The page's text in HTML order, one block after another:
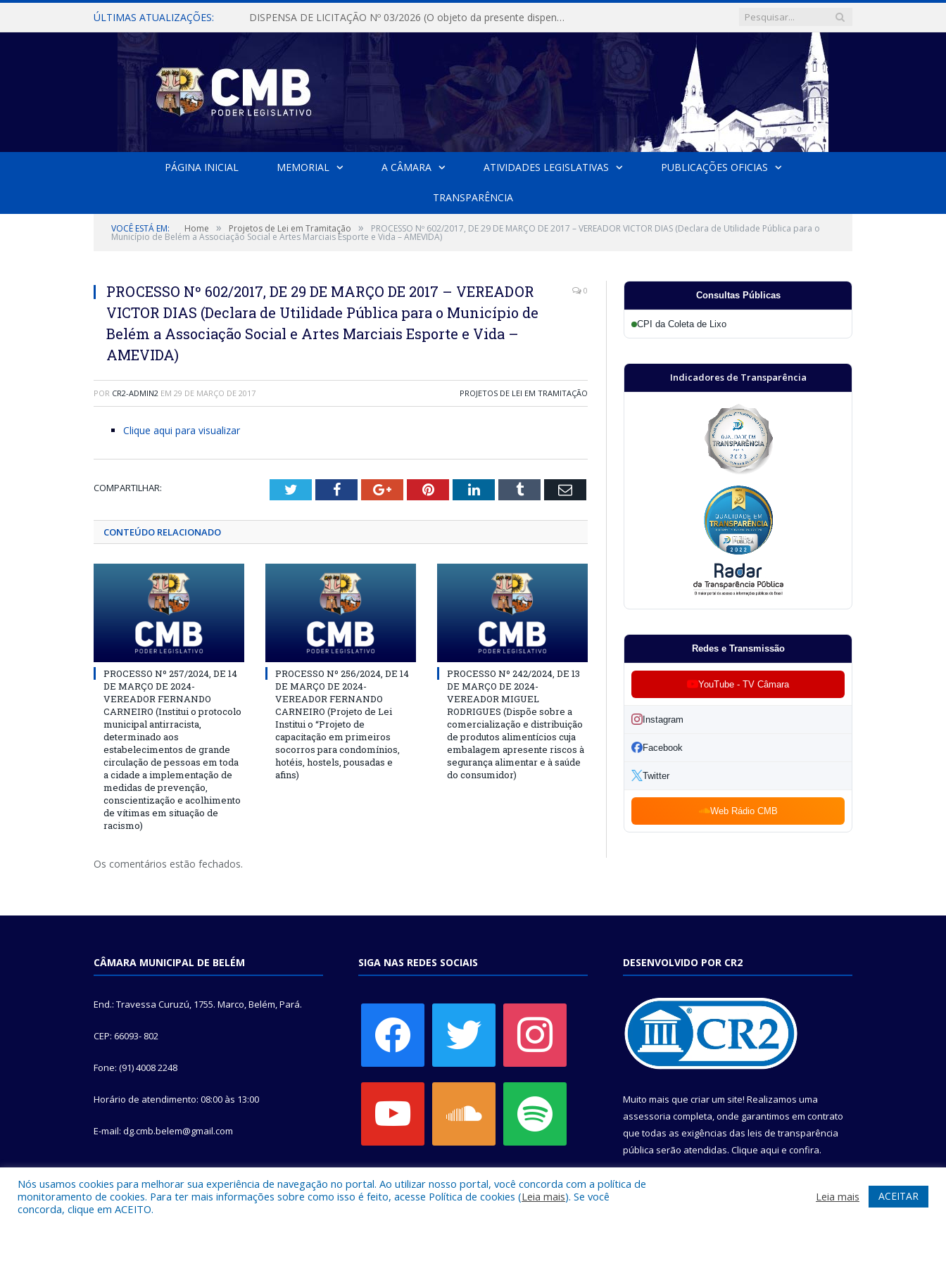
ÚLTIMAS ATUALIZAÇÕES: DISPENSA DE LICITAÇÃO Nº 03/2026 (O objeto da presente dispensa é a escolha da proposta mais vantajosa para a aquisição, de aparelhos de ar condicionado, tipo Split, com material de instalação e fogão industrial, conforme condições, quantidades e exigências estabelecidas no termo de referencia e neste aviso de contratação direta e seus anexos)
PÁGINA INICIAL MEMORIAL A CÂMARA ATIVIDADES LEGISLATIVAS PUBLICAÇÕES OFICIAS
TRANSPARÊNCIA
VOCÊ ESTÁ EM: Home » Projetos de Lei em Tramitação » PROCESSO Nº 602/2017, DE 29 DE MARÇO DE 2017 – VEREADOR VICTOR DIAS (Declara de Utilidade Pública para o
Município de Belém a Associação Social e Artes Marciais Esporte e Vida – AMEVIDA)
PROCESSO Nº 602/2017, DE 29 DE MARÇO DE 2017 – VEREADOR
VICTOR DIAS (Declara de Utilidade Pública para o Município de
Belém a Associação Social e Artes Marciais Esporte e Vida –
AMEVIDA)
0
POR CR2-ADMIN2 EM 29 DE MARÇO DE 2017 PROJETOS DE LEI EM TRAMITAÇÃO
Clique aqui para visualizar
COMPARTILHAR: TwitterFacebookGoogle+PinterestLinkedInTumblr Email
CONTEÚDO RELACIONADO
PROCESSO Nº 257/2024, DE 14
DE MARÇO DE 2024-
VEREADOR FERNANDO
CARNEIRO (Institui o protocolo
municipal antirracista,
determinado aos
estabelecimentos de grande
circulação de pessoas em toda
a cidade a implementação de
medidas de prevenção,
conscientização e acolhimento
de vítimas em situação de
racismo)
PROCESSO Nº 256/2024, DE 14
DE MARÇO DE 2024-
VEREADOR FERNANDO
CARNEIRO (Projeto de Lei
Institui o “Projeto de
capacitação em primeiros
socorros para condomínios,
hotéis, hostels, pousadas e
afins)
PROCESSO Nº 242/2024, DE 13
DE MARÇO DE 2024-
VEREADOR MIGUEL
RODRIGUES (Dispõe sobre a
comercialização e distribuição
de produtos alimentícios cuja
embalagem apresente riscos à
segurança alimentar e à saúde
do consumidor)
Os comentários estão fechados.
Consultas Públicas
CPI da Coleta de Lixo
Indicadores de Transparência
Redes e Transmissão
YouTube - TV Câmara
Instagram
Facebook
Twitter
Web Rádio CMB
CÂMARA MUNICIPAL DE BELÉM
End.: Travessa Curuzú, 1755. Marco, Belém, Pará.
CEP: 66093- 802
Fone: (91) 4008 2248
Horário de atendimento: 08:00 às 13:00
E-mail: dg.cmb.belem@gmail.com
SIGA NAS REDES SOCIAIS DESENVOLVIDO POR CR2
Muito mais que criar um site! Realizamos uma
assessoria completa, onde garantimos em contrato
que todas as exigências das leis de transparência
pública serão atendidas. Clique aqui e confira.
Conheça o
Nós usamos cookies para melhorar sua experiência de navegação no portal. Ao utilizar nosso portal, você concorda com a política de
monitoramento de cookies. Para ter mais informações sobre como isso é feito, acesse Política de cookies (Leia mais). Se você
concorda, clique em ACEITO.
Leia mais ACEITAR